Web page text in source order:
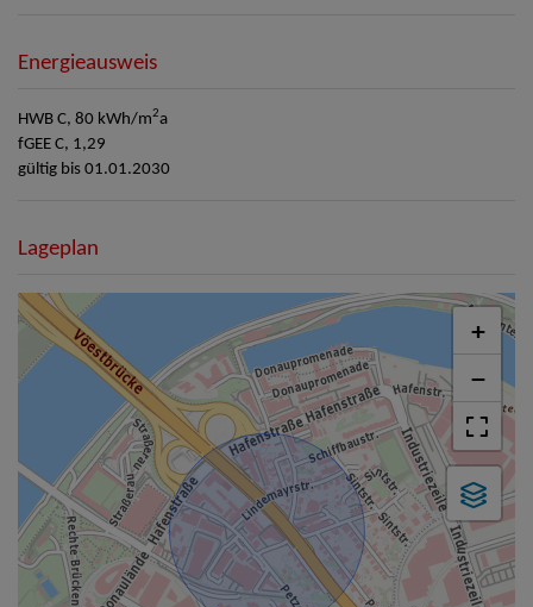
Energieausweis
HWB C, 80 kWh/m2a
fGEE C, 1,29
gültig bis 01.01.2030
Lageplan
+
−